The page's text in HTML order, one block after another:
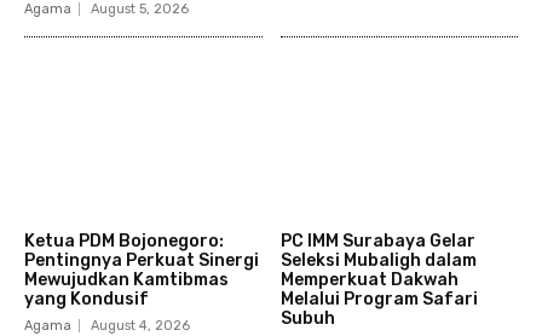
Agama August 5, 2026
Ketua PDM Bojonegoro:
Pentingnya Perkuat Sinergi
Mewujudkan Kamtibmas
yang Kondusif
Agama August 4, 2026
PC IMM Surabaya Gelar
Seleksi Mubaligh dalam
Memperkuat Dakwah
Melalui Program Safari
Subuh